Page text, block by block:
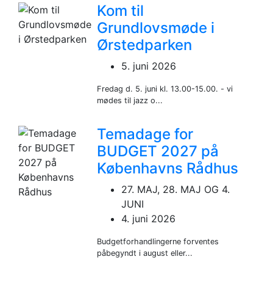
Kom til
Grundlovsmøde i
Ørstedparken
5. juni 2026
Fredag d. 5. juni kl. 13.00-15.00. - vi
mødes til jazz o...
Temadage for
BUDGET 2027 på
Københavns Rådhus
27. MAJ, 28. MAJ OG 4.
JUNI
4. juni 2026
Budgetforhandlingerne forventes
påbegyndt i august eller...